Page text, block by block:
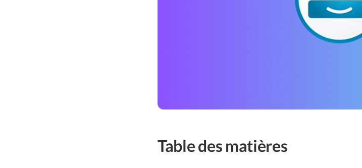
Table des matières